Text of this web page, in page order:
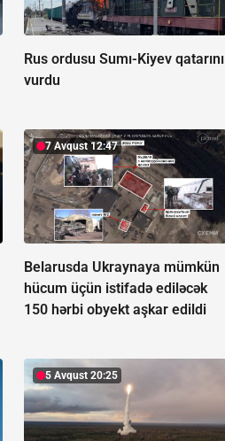
Rus ordusu Sumı-Kiyev qatarını
vurdu
7 Avqust 12:47
Belarusda Ukraynaya mümkün
hücum üçün istifadə ediləcək
150 hərbi obyekt aşkar edildi
5 Avqust 20:25